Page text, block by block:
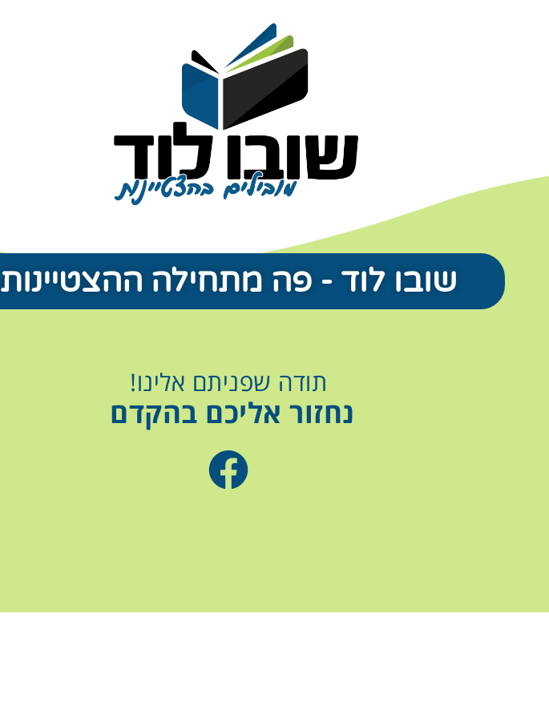
שובו לוד - פה מתחילה ההצטיינות
תודה שפניתם אלינו!
נחזור אליכם בהקדם ​